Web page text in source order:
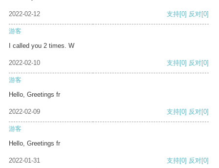
2022-02-12 支持[0] 反对[0]
游客
I called you 2 times. W
2022-02-10 支持[0] 反对[0]
游客
Hello, Greetings fr
2022-02-09 支持[0] 反对[0]
游客
Hello, Greetings fr
2022-01-31 支持[0] 反对[0]